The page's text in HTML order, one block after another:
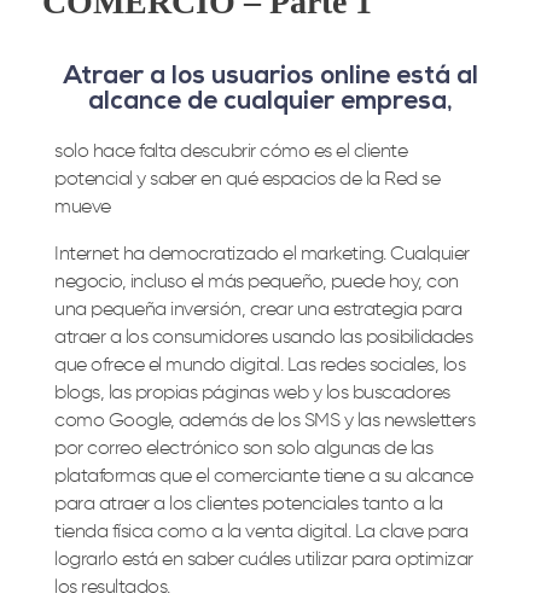
Atraer a los usuarios online está al
alcance de cualquier empresa,
solo hace falta descubrir cómo es el cliente
potencial y saber en qué espacios de la Red se
mueve
Internet ha democratizado el marketing. Cualquier
negocio, incluso el más pequeño, puede hoy, con
una pequeña inversión, crear una estrategia para
atraer a los consumidores usando las posibilidades
que ofrece el mundo digital. Las redes sociales, los
blogs, las propias páginas web y los buscadores
como Google, además de los SMS y las newsletters
por correo electrónico son solo algunas de las
plataformas que el comerciante tiene a su alcance
para atraer a los clientes potenciales tanto a la
tienda física como a la venta digital. La clave para
lograrlo está en saber cuáles utilizar para optimizar
los resultados.